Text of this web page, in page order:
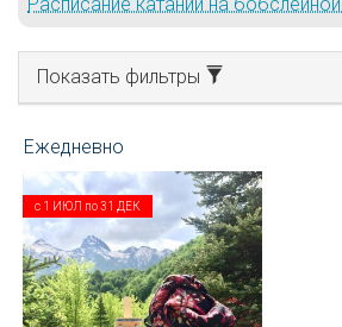
Показать фильтры
с 1 ИЮЛ по31 ДЕК